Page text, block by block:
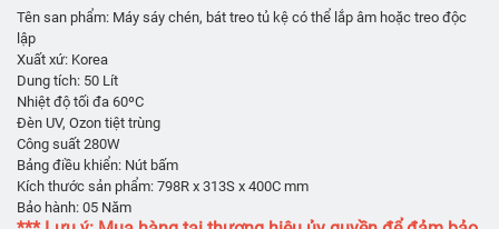
Tên san phẩm: Máy sáy chén, bát treo tủ kệ có thể lắp âm hoặc treo độc
lập
Xuất xứ: Korea
Dung tích: 50 Lít
Nhiệt độ tối đa 60ºC
Đèn UV, Ozon tiệt trùng
Công suất 280W
Bảng điều khiển: Nút bấm
Kích thước sản phẩm: 798R x 313S x 400C mm
Bảo hành: 05 Năm